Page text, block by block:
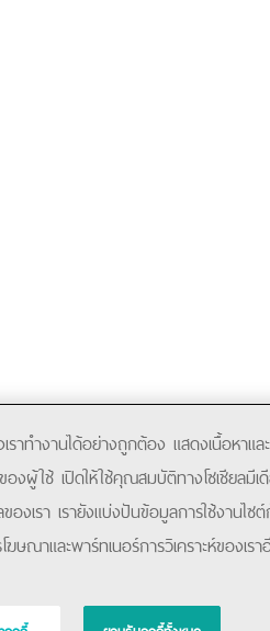
ราทำงานได้อย่างถูกต้อง แสดงเนื้อหาและ
งผู้ใช้ เปิดให้ใช้คุณสมบัติทางโซเชียลมีเ
องเรา เรายังแบ่งปันข้อมูลการใช้งานไซ
ฆษณาและพาร์ทเนอร์การวิเคราะห์ของเร